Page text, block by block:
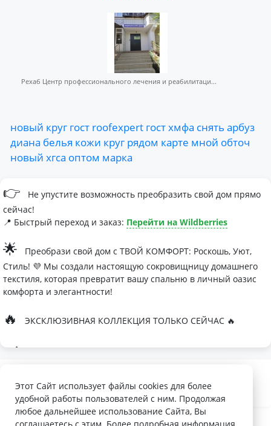
Рехаб Центр профессионального лечения и реабилитаци...
новый круг гост roofexpert гостхмфа снять арбуз
диана белья кожи круг рядом карте мной обточ
новый хгса оптом марка
👉
Не упустите возможность преобразить свой дом прямо
сейчас!
📍 Быстрый переход и заказ: Перейти на Wildberries
🌟
Преобрази свой дом с ТВОЙ КОМФОРТ: Роскошь, Уют,
Стиль! 💜 Мы создали настоящую сокровищницу домашнего
текстиля, которая превратит вашу спальню в личный оазис
комфорта и элегантности!
🔥 ЭКСКЛЮЗИВНАЯ КОЛЛЕКЦИЯ ТОЛЬКО СЕЙЧАС 🔥
🛏
Палитра изысканных оттенков:
- Темно-серый для минималистичных интерьеров
- Сиреневый для романтичных натур
Этот Сайт использует файлы cookies для более
удобной работы пользователей с ним. Продолжая
любое дальнейшее использование Сайта, Вы